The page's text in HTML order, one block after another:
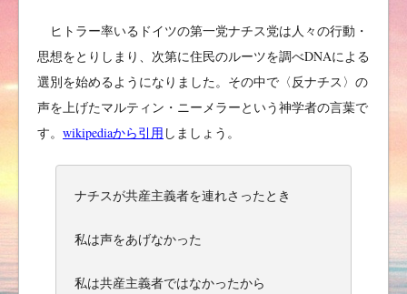
ヒトラー率いるドイツの第一党ナチス党は人々の行動・
思想をとりしまり、次第に住民のルーツを調べDNAによる
選別を始めるようになりました。その中で〈反ナチス〉の
声を上げたマルティン・ニーメラーという神学者の言葉で
す。 wikipediaから引用 しましょう。
ナチスが共産主義者を連れさったとき
私は声をあげなかった
私は共産主義者ではなかったから